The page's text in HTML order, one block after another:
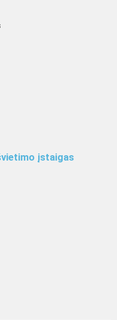
įstaigas